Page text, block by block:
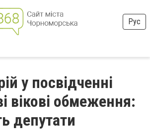
Рус
у посвідченні
вікові обмеження:
депутати